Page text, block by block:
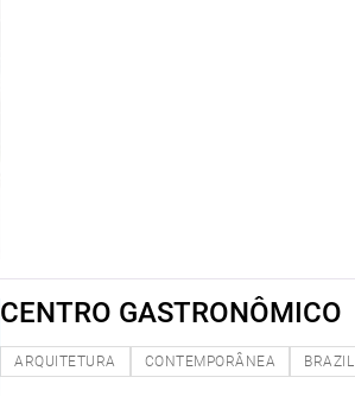
CENTRO GASTRONÔMICO
ARQUITETURA CONTEMPORÂNEA BRAZIL